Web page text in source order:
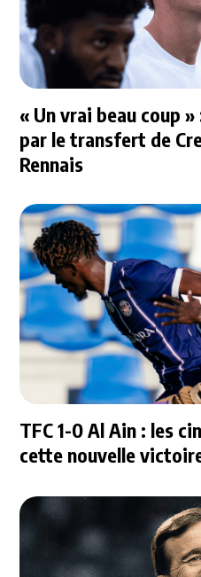
« Un vrai beau coup
par le transfert de
Rennais
TFC 1-0 Al Ain : les
cette nouvelle